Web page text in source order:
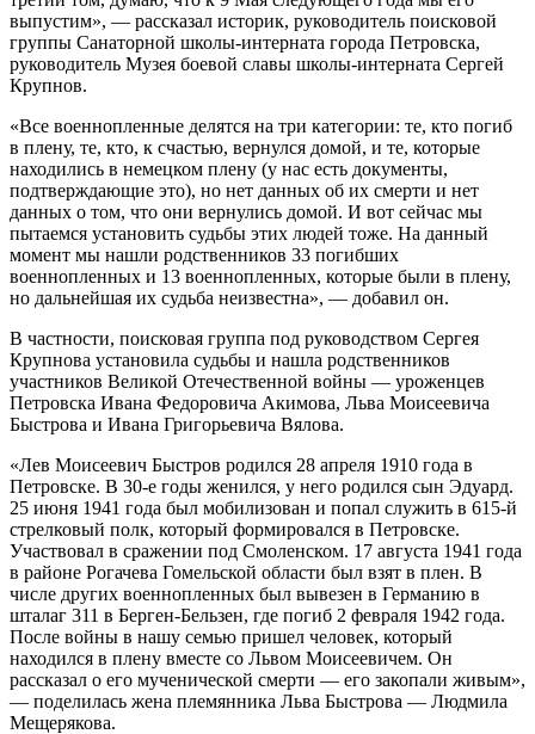
выпустим», — рассказал историк, руководитель поисковой
группы Санаторной школы-интерната города Петровска,
руководитель Музея боевой славы школы-интерната Сергей
Крупнов.
«Все военнопленные делятся на три категории: те, кто погиб
в плену, те, кто, к счастью, вернулся домой, и те, которые
находились в немецком плену (у нас есть документы,
подтверждающие это), но нет данных об их смерти и нет
данных о том, что они вернулись домой. И вот сейчас мы
пытаемся установить судьбы этих людей тоже. На данный
момент мы нашли родственников 33 погибших
военнопленных и 13 военнопленных, которые были в плену,
но дальнейшая их судьба неизвестна», — добавил он.
В частности, поисковая группа под руководством Сергея
Крупнова установила судьбы и нашла родственников
участников Великой Отечественной войны — уроженцев
Петровска Ивана Федоровича Акимова, Льва Моисеевича
Быстрова и Ивана Григорьевича Вялова.
«Лев Моисеевич Быстров родился 28 апреля 1910 года в
Петровске. В 30-е годы женился, у него родился сын Эдуард.
25 июня 1941 года был мобилизован и попал служить в 615-й
стрелковый полк, который формировался в Петровске.
Участвовал в сражении под Смоленском. 17 августа 1941 года
в районе Рогачева Гомельской области был взят в плен. В
числе других военнопленных был вывезен в Германию в
шталаг 311 в Берген-Бельзен, где погиб 2 февраля 1942 года.
После войны в нашу семью пришел человек, который
находился в плену вместе со Львом Моисеевичем. Он
рассказал о его мученической смерти — его закопали живым»,
— поделилась жена племянника Льва Быстрова — Людмила
Мещерякова.